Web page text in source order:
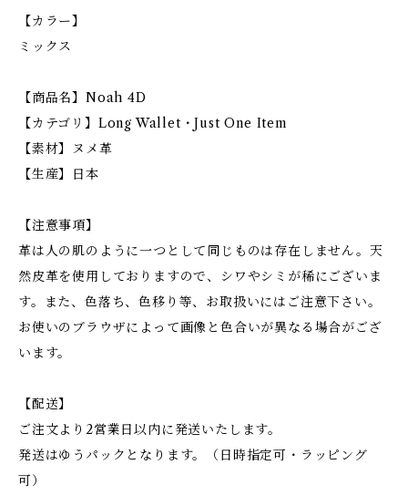
【カラー】
ミックス
【商品名】Noah 4D
【カテゴリ】Long Wallet・Just One Item
【素材】ヌメ革
【生産】日本
【注意事項】
革は人の肌のように一つとして同じものは存在しません。天
然皮革を使用しておりますので、シワやシミが稀にございま
す。また、色落ち、色移り等、お取扱いにはご注意下さい。
お使いのブラウザによって画像と色合いが異なる場合がござ
います。
【配送】
ご注文より2営業日以内に発送いたします。
発送はゆうパックとなります。（日時指定可・ラッピング
可）